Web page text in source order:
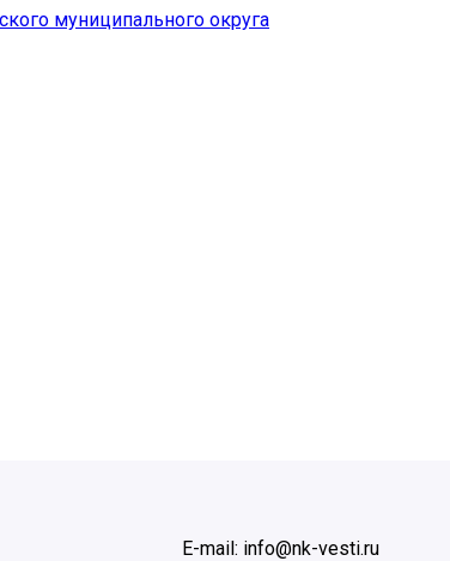
муниципального округа
E-mail: info@nk-vesti.ru